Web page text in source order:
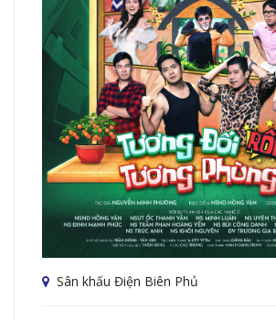
Sân khấu Điện Biên Phủ